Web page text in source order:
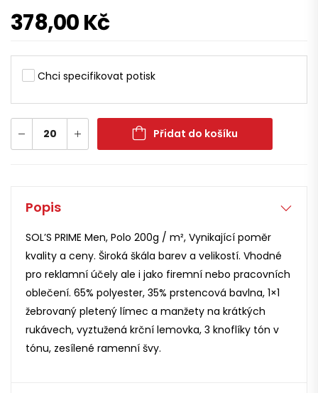
378,00Kč
Chci specifikovat potisk
Přidat do košíku
Popis
SOL’S PRIME Men, Polo 200g / m², Vynikající poměr
kvality a ceny. Široká škála barev a velikostí. Vhodné
pro reklamní účely ale i jako firemní nebo pracovních
oblečení. 65% polyester, 35% prstencová bavlna, 1×1
žebrovaný pletený límec a manžety na krátkých
rukávech, vyztužená krční lemovka, 3 knoflíky tón v
tónu, zesílené ramenní švy.